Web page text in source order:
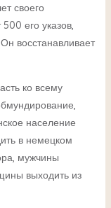
своего
его указов,
восстанавливает
ко всему
население
в немецком
мужчины
выходить из